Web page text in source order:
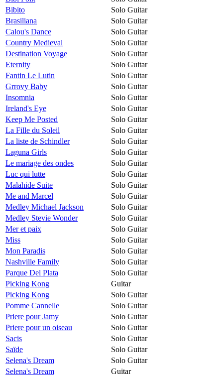
Bibito
Solo Guitar
Brasiliana
Solo Guitar
Calou's Dance
Solo Guitar
Country Medieval
Solo Guitar
Destination Voyage
Solo Guitar
Eternity
Solo Guitar
Fantin Le Lutin
Solo Guitar
Grrovy Baby
Solo Guitar
Insomnia
Solo Guitar
Ireland's Eye
Solo Guitar
Keep Me Posted
Solo Guitar
La Fille du Soleil
Solo Guitar
La liste de Schindler
Solo Guitar
Laguna Girls
Solo Guitar
Le mariage des ondes
Solo Guitar
Luc qui lutte
Solo Guitar
Malahide Suite
Solo Guitar
Me and Marcel
Solo Guitar
Medley Michael Jackson
Solo Guitar
Medley Stevie Wonder
Solo Guitar
Mer et paix
Solo Guitar
Miss
Solo Guitar
Mon Paradis
Solo Guitar
Nashville Family
Solo Guitar
Parque Del Plata
Solo Guitar
Picking Kong
Guitar
Picking Kong
Solo Guitar
Pomme Cannelle
Solo Guitar
Priere pour Jamy
Solo Guitar
Priere pour un oiseau
Solo Guitar
Sacis
Solo Guitar
Saïde
Solo Guitar
Selena's Dream
Solo Guitar
Selena's Dream
Guitar